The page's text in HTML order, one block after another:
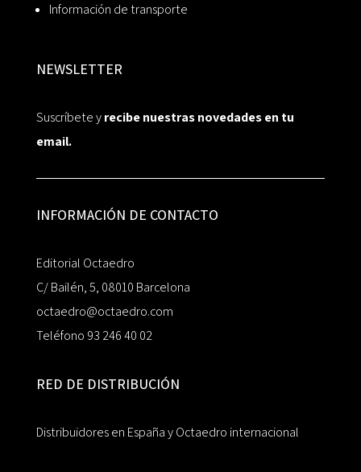
Información de transporte
NEWSLETTER
Suscríbete yrecibe nuestras novedades en tu
email.
INFORMACIÓN DE CONTACTO
Editorial Octaedro
C/ Bailén, 5, 08010 Barcelona
octaedro@octaedro.com
Teléfono 93 246 40 02
RED DE DISTRIBUCIÓN
Distribuidores en España y Octaedro internacional